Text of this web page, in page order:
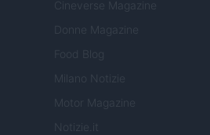
Cineverse Magazine
Donne Magazine
Food Blog
Milano Notizie
Motor Magazine
Notizie.it